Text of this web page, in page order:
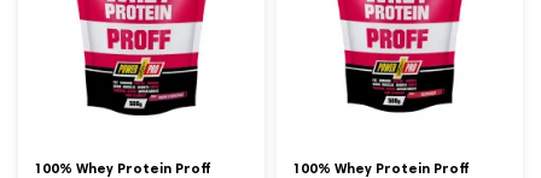
100% Whey Protein Proff
100% Whey Protein Proff